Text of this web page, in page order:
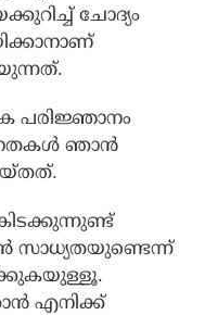
ചോദ്യം
പരിജ്ഞാനം
ഞാന്‍
സാധ്യതയുണ്ടെന്ന്
എനിക്ക്